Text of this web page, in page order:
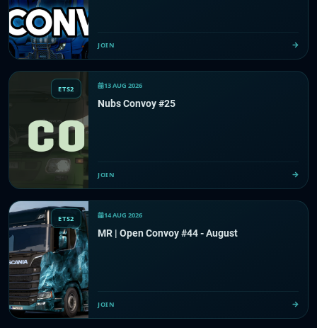
JOIN
ETS2 13 AUG 2026
Nubs Convoy #25
JOIN
ETS2 14 AUG 2026
MR | Open Convoy #44 - August
JOIN